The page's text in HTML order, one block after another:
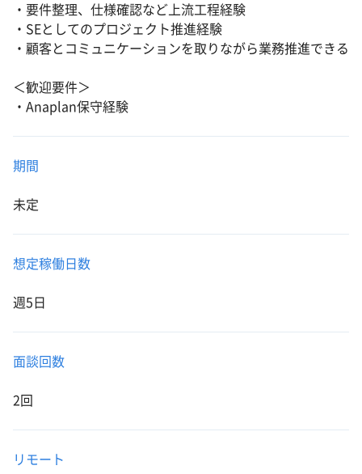
・要件整理、仕様確認など上流工程経験
・SEとしてのプロジェクト推進経験
・顧客とコミュニケーションを取りながら業務推進できる
＜歓迎要件＞
・Anaplan保守経験
期間
未定
想定稼働日数
週5日
面談回数
2回
リモート